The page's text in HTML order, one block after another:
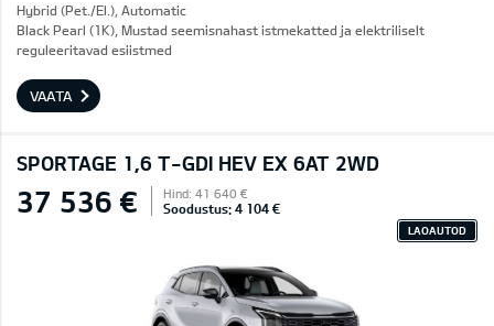
Hybrid (Pet./El.), Automatic
Black Pearl (1K), Mustad seemisnahast istmekatted ja elektriliselt
reguleeritavad esiistmed
VAATA
SPORTAGE 1,6 T-GDI HEV EX 6AT 2WD
37 536 € Hind: 41 640 €
Soodustus: 4 104 €
LAOAUTOD